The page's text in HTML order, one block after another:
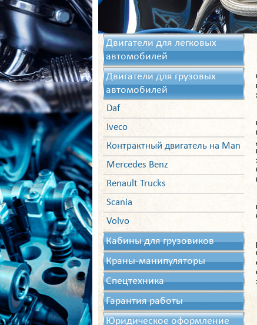
Двигатели для легковых
автомобилей
Двигатели для грузовых
автомобилей
Daf
Iveco
Контрактный двигатель на Man
Mercedes Benz
Renault Trucks
Scania
Volvo
Кабины для грузовиков
Краны-манипуляторы
Спецтехника
Гарантия работы
Юридическое оформление